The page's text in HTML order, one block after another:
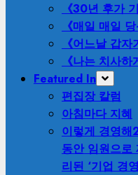
《30년 후가
《매일 매일
《어느날 갑
《나는 치사하
Featured In
편집장 칼럼
아침마다 지혜
이렇게 경영해
동안 임원으로
리된 ‘기업 경